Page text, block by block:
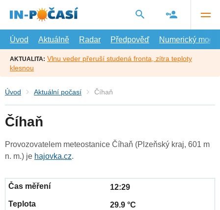
hlavní
Úvod
Aktuálně Radar Předpověď Numerický model
AKTUALITA: Vlnu veder přeruší studená fronta, zítra teploty
klesnou
Úvod Aktuální počasí Číhaň
Číhaň
Provozovatelem meteostanice Číhaň (Plzeňský kraj, 601 m
n. m.) je hajovka.cz.
12:29
29.9 °C